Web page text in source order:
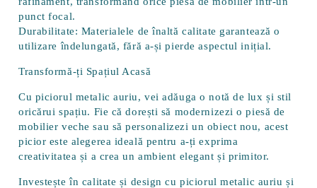
punct focal.
Durabilitate: Materialele de înaltă calitate garantează o
utilizare îndelungată, fără a-și pierde aspectul inițial.
Transformă-ți Spațiul Acasă
Cu piciorul metalic auriu, vei adăuga o notă de lux și stil
oricărui spațiu. Fie că dorești să modernizezi o piesă de
mobilier veche sau să personalizezi un obiect nou, acest
picior este alegerea ideală pentru a-ți exprima
creativitatea și a crea un ambient elegant și primitor.
Investește în calitate și design cu piciorul metalic auriu și